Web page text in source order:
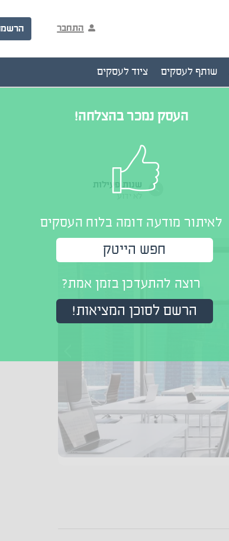
התחבר
שותף לעסקים ציוד לעסקים
העסק נמכר בהצלחה!
לאיתור מודעה דומה בלוח העסקים
חפש הייטק
רוצה להתעדכן בזמן אמת?
הרשם לסוכן המציאות!
שנות פעילות
לא ידוע